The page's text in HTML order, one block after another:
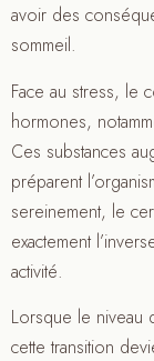
avoir des
sommeil.
Face au stress, le
hormones,
Ces substances
préparent
sereinement, le
exactement
activité.
Lorsque le niveau
cette transition